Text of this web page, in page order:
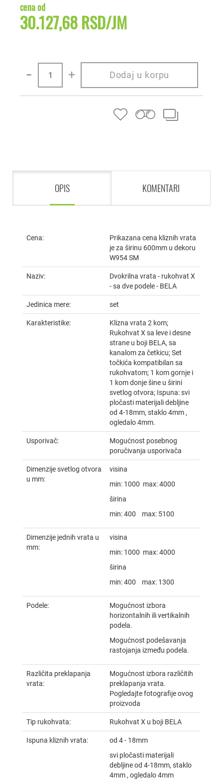
cena od
30.127,68 RSD/JM
- + Dodaj u korpu
OPIS KOMENTARI
Cena:
Prikazana cena kliznih vrata
je za širinu 600mm u dekoru
W954 SM
Naziv:
Dvokrilna vrata - rukohvat X
- sa dve podele - BELA
Jedinica mere: set
Karakteristike:
Klizna vrata 2 kom;
Rukohvat X sa leve i desne
strane u boji BELA, sa
kanalom za četkicu; Set
točkića kompatibilan sa
rukohvatom; 1 kom gornje i
1 kom donje šine u širini
svetlog otvora; Ispuna: svi
pločasti materijali debljine
od 4-18mm, staklo 4mm ,
ogledalo 4mm.
Usporivač:
Mogućnost posebnog
poručivanja usporivača
Dimenzije svetlog otvora
u mm:
visina
min: 1000 max: 4000
širina
min: 400 max: 5100
Dimenzije jednih vrata u
mm:
visina
min: 1000 max: 4000
širina
min: 400 max: 1300
Podele:
Mogućnost izbora
horizontalnih ili vertikalnih
podela.
Mogućnost podešavanja
rastojanja između podela.
Različita preklapanja
vrata:
Mogućnost izbora različitih
preklapanja vrata.
Pogledajte fotografije ovog
proizvoda
Tip rukohvata: Rukohvat X u boji BELA
Ispuna kliznih vrata:
od 4 - 18mm
svi pločasti materijali
debljine od 4-18mm, staklo
4mm , ogledalo 4mm